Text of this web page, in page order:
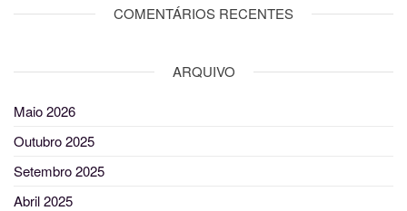
COMENTÁRIOS RECENTES
ARQUIVO
Maio 2026
Outubro 2025
Setembro 2025
Abril 2025